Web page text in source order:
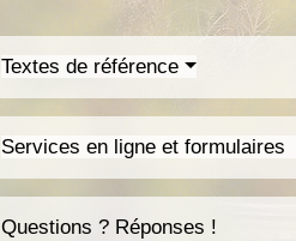
Textes de référence
Services en ligne et formulaires
Questions ? Réponses !